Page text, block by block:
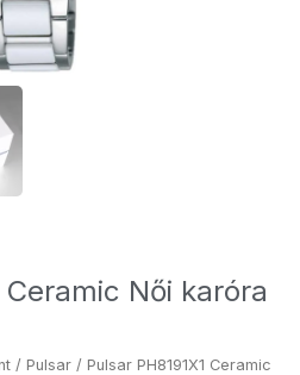
Ceramic Női karóra
/ Pulsar / Pulsar PH8191X1 Ceramic